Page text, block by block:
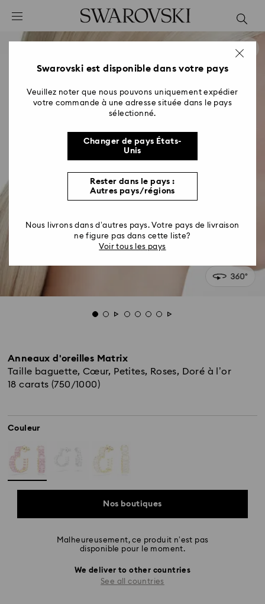
Accesskeys list
0 - Header
2 - Footer
Anneaux d'oreilles Matrix
Taille baguette, Cœur, Petites, Roses, Doré à l’or
18 carats (750/1000)
Couleur
Nos boutiques
Malheureusement, ce produit n’est pas
disponible pour le moment.
We deliver to other countries
See all countries
Swarovski est disponible dans votre pays
Veuillez noter que nous pouvons uniquement expédier
votre commande à une adresse située dans le pays
sélectionné.
Changer de pays États-
Unis
Rester dans le pays :
Autres pays/régions
Nous livrons dans d’autres pays. Votre pays de livraison
ne figure pas dans cette liste?
Voir tous les pays